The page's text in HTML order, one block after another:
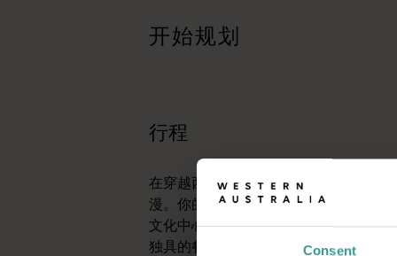
Consent
<p>准备好探索了？请看看这些来自西澳大利亚州各地的冒险
开始规划
行程
在穿越西澳大利亚迷人风景的史诗级旅
漫。你的行程可以从澳大利亚阳光最充
文化中心——珀斯 (Perth) 开始。这座
独具的餐饮场所将为你的旅行奉上田园